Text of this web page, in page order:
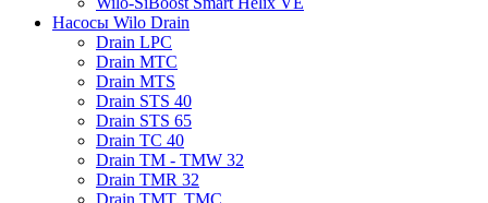
Насосы Wilo Drain
Drain LPC
Drain MTC
Drain MTS
Drain STS 40
Drain STS 65
Drain TC 40
Drain TM - TMW 32
Drain TMR 32
Drain TMT, TMC